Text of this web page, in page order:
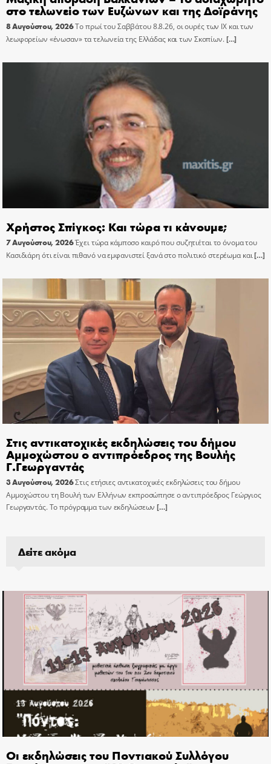
στο τελωνείο των Ευζώνων και της Δοϊράνης
8 Αυγούστου, 2026Το πρωί του Σαββάτου 8.8.26, οι ουρές των ΙΧ και των
λεωφορείων «ένωσαν» τα τελωνεία της Ελλάδας και των Σκοπίων.[…]
Χρήστος Σπίγκος: Και τώρα τι κάνουμε;
7 Αυγούστου, 2026Έχει τώρα κάμποσο καιρό που συζητιέται το όνομα του
Κασιδιάρη ότι είναι πιθανό να εμφανιστεί ξανά στο πολιτικό στερέωμα και[…]
Στις αντικατοχικές εκδηλώσεις του δήμου
Αμμοχώστου ο αντιπρόεδρος της Βουλής
Γ.Γεωργαντάς
3 Αυγούστου, 2026Στις ετήσιες αντικατοχικές εκδηλώσεις του δήμου
Αμμοχώστου τη Βουλή των Ελλήνων εκπροσώπησε ο αντιπρόεδρος Γεώργιος
Γεωργαντάς. Το πρόγραμμα των εκδηλώσεων […]
Δείτε ακόμα
Οι εκδηλώσεις του Ποντιακού Συλλόγου